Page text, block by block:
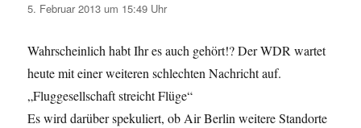
5. Februar 2013 um 15:49 Uhr
Wahrscheinlich habt Ihr es auch gehört!? Der WDR wartet
heute mit einer weiteren schlechten Nachricht auf.
„Fluggesellschaft streicht Flüge“
Es wird darüber spekuliert, ob Air Berlin weitere Standorte